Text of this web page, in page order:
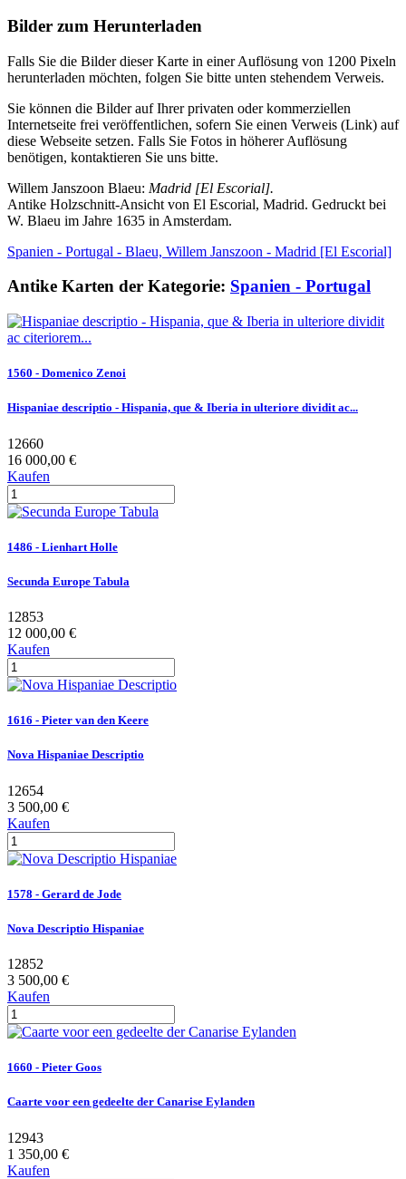
Bilder zum Herunterladen
Falls Sie die Bilder dieser Karte in einer Auflösung von 1200 Pixeln
herunterladen möchten, folgen Sie bitte unten stehendem Verweis.
Sie können die Bilder auf Ihrer privaten oder kommerziellen
Internetseite frei veröffentlichen, sofern Sie einen Verweis (Link) auf
diese Webseite setzen. Falls Sie Fotos in höherer Auflösung
benötigen, kontaktieren Sie uns bitte.
Willem Janszoon Blaeu: Madrid [El Escorial].
Antike Holzschnitt-Ansicht von El Escorial, Madrid. Gedruckt bei
W. Blaeu im Jahre 1635 in Amsterdam.
Spanien - Portugal - Blaeu, Willem Janszoon - Madrid [El Escorial]
Antike Karten der Kategorie: Spanien - Portugal
1560 - Domenico Zenoi
Hispaniae descriptio - Hispania, que & Iberia in ulteriore dividit ac...
12660
16 000,00 €
Kaufen
1486 - Lienhart Holle
Secunda Europe Tabula
12853
12 000,00 €
Kaufen
1616 - Pieter van den Keere
Nova Hispaniae Descriptio
12654
3 500,00 €
Kaufen
1578 - Gerard de Jode
Nova Descriptio Hispaniae
12852
3 500,00 €
Kaufen
1660 - Pieter Goos
Caarte voor een gedeelte der Canarise Eylanden
12943
1 350,00 €
Kaufen